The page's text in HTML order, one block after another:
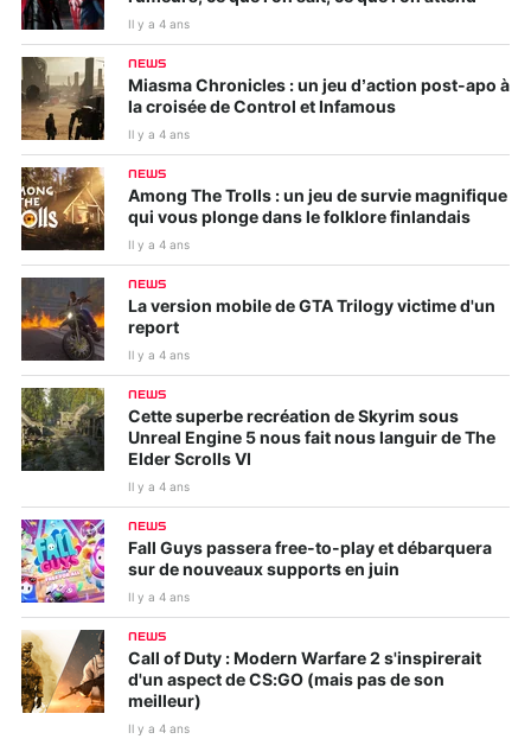
Il y a 4 ans
NEWS
Miasma Chronicles : un jeu d’action post-apo à
la croisée de Control et Infamous
Il y a 4 ans
NEWS
Among The Trolls : un jeu de survie magnifique
qui vous plonge dans le folklore finlandais
Il y a 4 ans
NEWS
La version mobile de GTA Trilogy victime d'un
report
Il y a 4 ans
NEWS
Cette superbe recréation de Skyrim sous
Unreal Engine 5 nous fait nous languir de The
Elder Scrolls VI
Il y a 4 ans
NEWS
Fall Guys passera free-to-play et débarquera
sur de nouveaux supports en juin
Il y a 4 ans
NEWS
Call of Duty : Modern Warfare 2 s'inspirerait
d'un aspect de CS:GO (mais pas de son
meilleur)
Il y a 4 ans